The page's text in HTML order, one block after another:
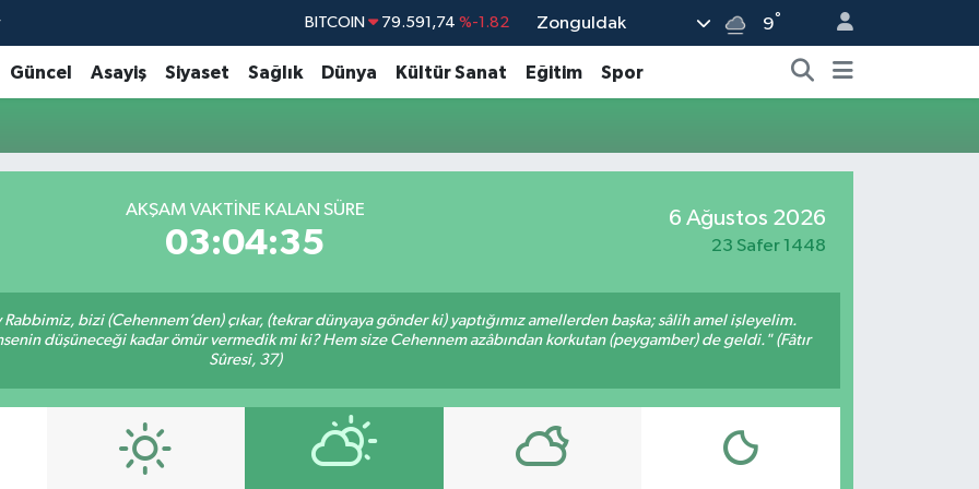
BITCOIN 79.591,74 %-1.82
DOLAR 45,43620 %0.02
EURO 53,38690 %0.19
BİST100
Zonguldak 9°
Güncel Asayiş Siyaset Sağlık Dünya Kültür Sanat Eğitim Spor
AKŞAM VAKTİNE KALAN SÜRE
03:04:35
6 Ağustos 2026
23 Safer 1448
bizi (Cehennem’den) çıkar, (tekrar dünyaya gönder ki) yaptığımız amellerden başka; sâlih amel işleyelim.
düşüneceği kadar ömür vermedik mi ki? Hem size Cehennem azâbından korkutan (peygamber) de geldi." (Fâtır
Sûresi, 37)